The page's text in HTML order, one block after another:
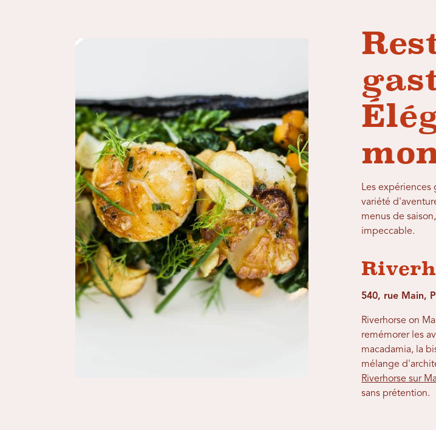
Les expériences
variété
menus de
impeccable.
540, rue Main,
Riverhorse on
remémorer les
macadamia, la
mélange
Riverhorse sur
sans prétention.